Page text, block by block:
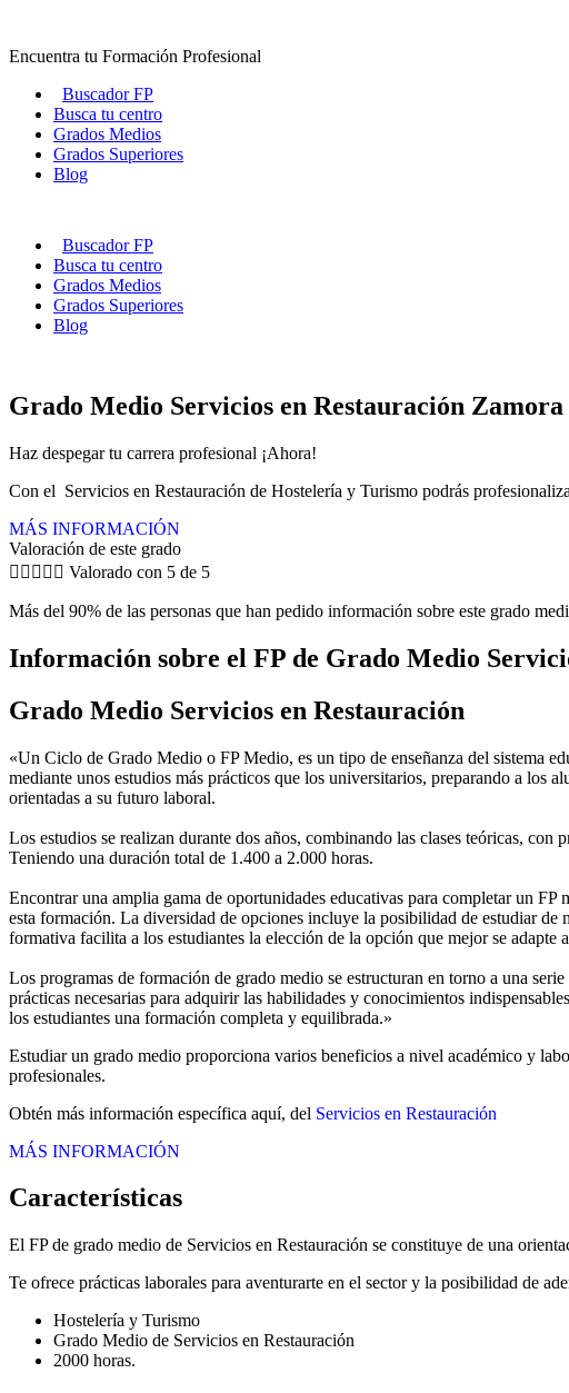
contenido
Encuentra tu Formación Profesional
Buscador FP
Busca tu centro
Grados Medios
Grados Superiores
Blog
Buscador FP
Busca tu centro
Grados Medios
Grados Superiores
Blog
Grado Medio Servicios en Restauración Zamora
Haz despegar tu carrera profesional ¡Ahora!
Con el Servicios en Restauración de Hostelería y Turismo podrás
MÁS INFORMACIÓN
Valoración de este grado
     Valorado con 5 de 5
Más del 90% de las personas que han pedido información sobre este grado
Información sobre el FP de Grado Medio
Grado Medio Servicios en Restauración
«Un Ciclo de Grado Medio o FP Medio, es un tipo de enseñanza del sistema
mediante unos estudios más prácticos que los universitarios, preparando a los
orientadas a su futuro laboral.
Los estudios se realizan durante dos años, combinando las clases teóricas,
Teniendo una duración total de 1.400 a 2.000 horas.
Encontrar una amplia gama de oportunidades educativas para completar un
esta formación. La diversidad de opciones incluye la posibilidad de estudiar
formativa facilita a los estudiantes la elección de la opción que mejor se adapte
Los programas de formación de grado medio se estructuran en torno a una
prácticas necesarias para adquirir las habilidades y conocimientos
los estudiantes una formación completa y equilibrada.»
Estudiar un grado medio proporciona varios beneficios a nivel académico y
profesionales.
Obtén más información específica aquí, del Servicios en Restauración
MÁS INFORMACIÓN
Características
El FP de grado medio de Servicios en Restauración se constituye de una
Te ofrece prácticas laborales para aventurarte en el sector y la posibilidad de
Hostelería y Turismo
Grado Medio de Servicios en Restauración
2000 horas.